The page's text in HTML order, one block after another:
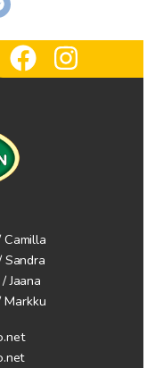
Sandra
Jaana